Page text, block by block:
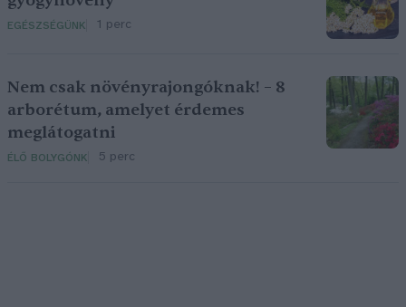
EGÉSZSÉGÜNK 1 perc
Nem csak növényrajongóknak! – 8
arborétum, amelyet érdemes
meglátogatni
ÉLŐ BOLYGÓNK 5 perc